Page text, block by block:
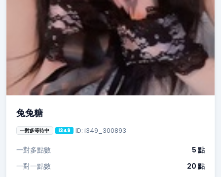
兔兔糖
一對多等待中 i349 ID: i349_300893
一對多點數
5 點
一對一點數
20 點